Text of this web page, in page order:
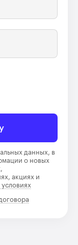
данных, в
о новых
акциях и